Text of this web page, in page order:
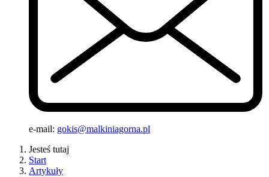
e-mail: gokis@malkiniagorna.pl
Jesteś tutaj
Start
Artykuły